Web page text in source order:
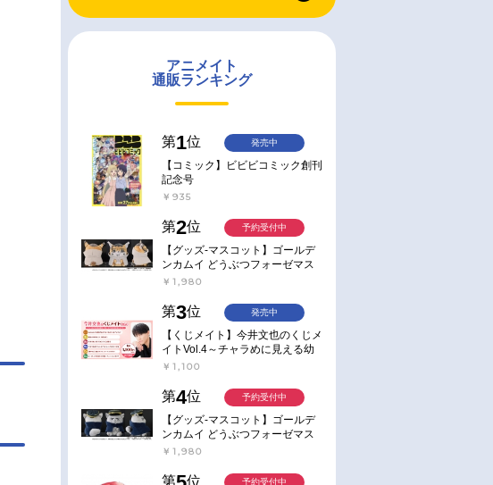
アニメイト
通販ランキング
第1位
【コミック】ビビビコミック創刊
記念号
￥935
発売中
第2位
【グッズ-マスコット】ゴールデ
ンカムイ どうぶつフォーゼマス
コット 4.尾形百之助【再販】
￥1,980
予約受付中
第3位
【くじメイト】今井文也のくじメ
イトVol.4～チャラめに見える幼
馴染、実は一途で独占欲が強いん
￥1,100
発売中
第4位
【グッズ-マスコット】ゴールデ
ンカムイ どうぶつフォーゼマス
コット 5.月島軍曹【再販】
￥1,980
予約受付中
第 位 予約受付中